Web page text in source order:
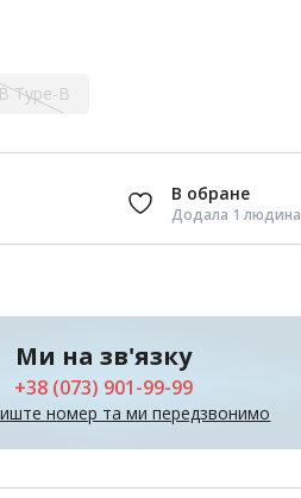
Type-B
Додала 1 людина
Ми на зв'язку
+38 (073) 901-99-99
номер та ми передзвонимо